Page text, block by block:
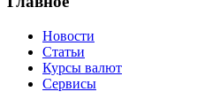
Новости
Статьи
Курсы валют
Сервисы